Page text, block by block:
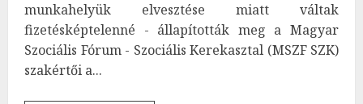
munkahelyük elvesztése miatt váltak
fizetésképtelenné - állapították meg a Magyar
Szociális Fórum - Szociális Kerekasztal (MSZF SZK)
szakértői a...